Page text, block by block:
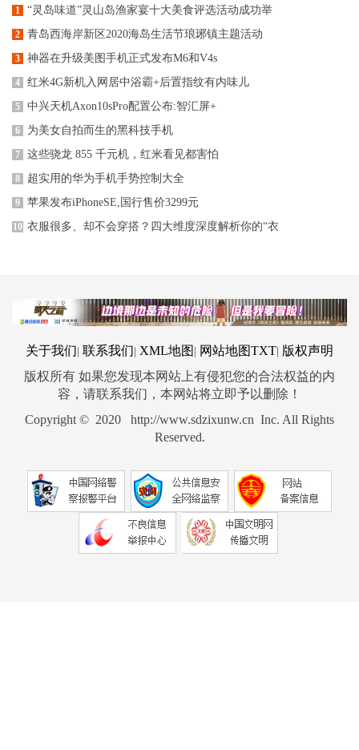
1 “灵岛味道”灵山岛渔家宴十大美食评选活动成功举
2 青岛西海岸新区2020海岛生活节琅琊镇主题活动
3 神器在升级美图手机正式发布M6和V4s
4 红米4G新机入网居中浴霸+后置指纹有内味儿
5 中兴天机Axon10sPro配置公布:智汇屏+
6 为美女自拍而生的黑科技手机
7 这些骁龙 855 千元机，红米看见都害怕
8 超实用的华为手机手势控制大全
9 苹果发布iPhoneSE,国行售价3299元
10 衣服很多、却不会穿搭？四大维度深度解析你的“衣
关于我们 联系我们 XML地图 网站地图TXT 版权声明
版权所有 如果您发现本网站上有侵犯您的合法权益的内
容，请联系我们，本网站将立即予以删除！
Copyright © 2020 http://www.sdzixunw.cn Inc. All Rights
Reserved.